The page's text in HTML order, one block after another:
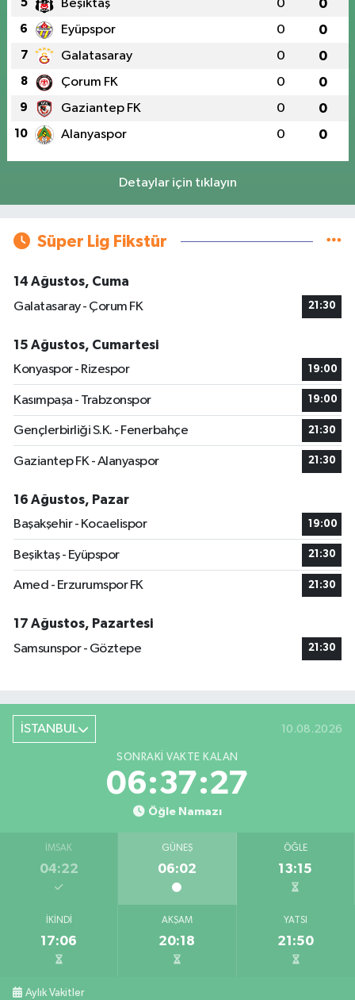
5 Beşiktaş 0 0
6 Eyüpspor 0 0
7 Galatasaray 0 0
8 Çorum FK 0 0
9 Gaziantep FK 0 0
10 Alanyaspor 0 0
Detaylar için tıklayın
Süper Lig Fikstür
14 Ağustos, Cuma
Galatasaray - Çorum FK
21:30
15 Ağustos, Cumartesi
Konyaspor - Rizespor
19:00
Kasımpaşa - Trabzonspor 19:00
Gençlerbirliği S.K. - Fenerbahçe 21:30
Gaziantep FK - Alanyaspor 21:30
16 Ağustos, Pazar
Başakşehir - Kocaelispor
19:00
Beşiktaş - Eyüpspor 21:30
Amed - Erzurumspor FK 21:30
17 Ağustos, Pazartesi
Samsunspor - Göztepe
21:30
İSTANBUL 10.08.2026
SONRAKI VAKTE KALAN
06:37:26
Öğle Namazı
İMSAK
04:22
GÜNEŞ
06:02
ÖĞLE
13:15
İKINDI
17:06
AKŞAM
20:18
YATSI
21:50
Aylık Vakitler